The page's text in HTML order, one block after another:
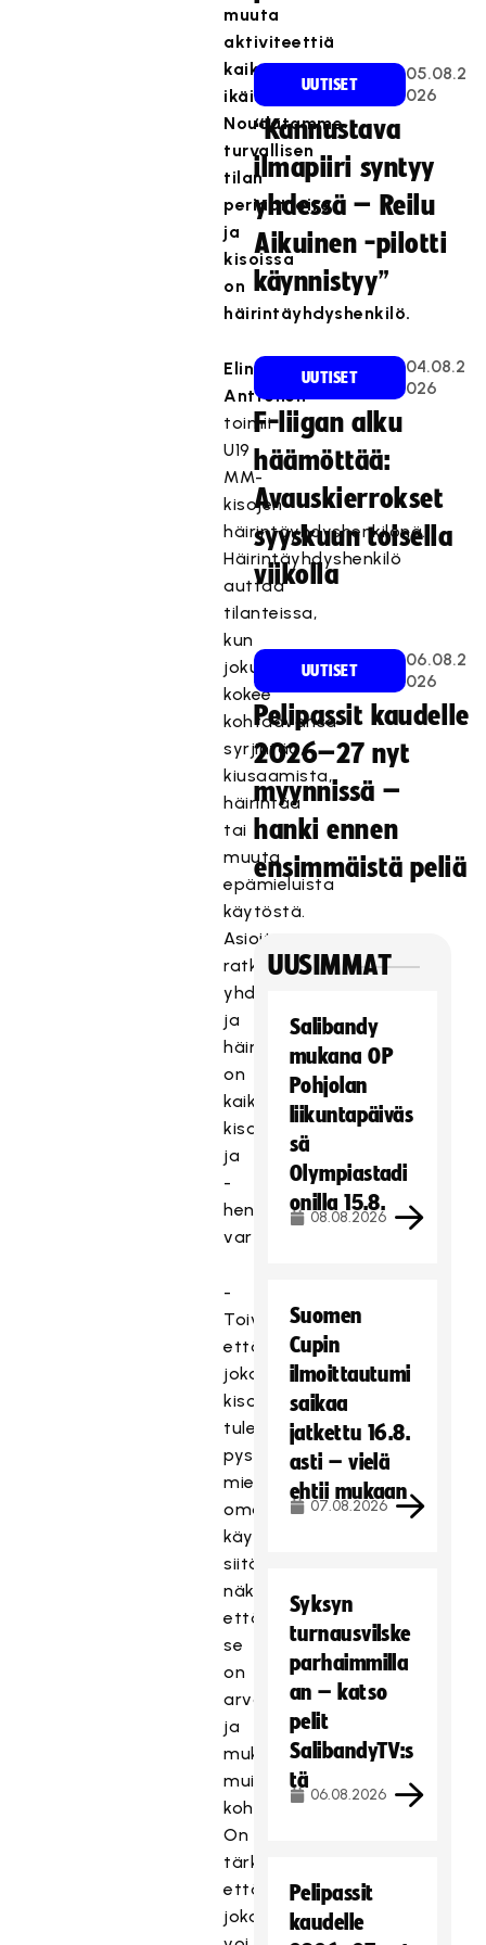
muuta
aktiviteettiä
kaiken
ikäisille.
Noudatamme
turvallisen
tilan
periaatteita
ja
kisoissa
on
häirintäyhdyshenkilö.
Elina
Anttonen
toimii
U19
MM-
kisojen
häirintäyhdyshenkilönä.
Häirintäyhdyshenkilö
auttaa
tilanteissa,
kun
joku
kokee
kohtaavansa
syrjintää,
kiusaamista,
häirintää
tai
muuta
epämieluista
käytöstä.
Asioita
ratkotaan
yhdessä
ja
häirintäyhdyshenkilö
on
kaikkia
kisavieraita
ja
-
henkilöstöä
varten.
-
Toivotaan,
että
jokainen
kisoihin
tuleva
pysähtyy
miettimään
omaa
käytöstä
siitä
näkökulmasta,
että
se
on
arvostavaa
ja
mukavaa
muita
kohtaan.
On
tärkeää,
että
jokainen
UUTISET
05.08.2
026
“Kannustava
ilmapiiri syntyy
yhdessä – Reilu
Aikuinen -pilotti
käynnistyy”
UUTISET
04.08.2
026
F-liigan alku
häämöttää:
Avauskierrokset
syyskuun toisella
viikolla
UUTISET
06.08.2
026
Pelipassit kaudelle
2026–27 nyt
myynnissä –
hanki ennen
ensimmäistä peliä
UUSIMMAT
Salibandy
mukana OP
Pohjolan
liikuntapäiväs
sä
Olympiastadi
onilla 15.8.
08.08.2026
Suomen
Cupin
ilmoittautumi
saikaa
jatkettu 16.8.
asti – vielä
ehtii mukaan
07.08.2026
Syksyn
turnausvilske
parhaimmilla
an – katso
pelit
SalibandyTV:s
tä
06.08.2026
Pelipassit
kaudelle